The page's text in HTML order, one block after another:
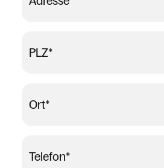
PLZ*
Ort*
Telefon*